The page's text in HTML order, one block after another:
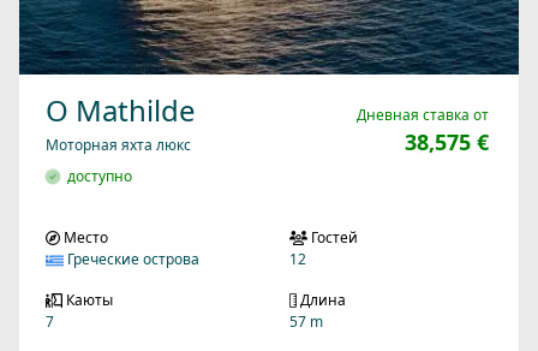
O Mathilde
Моторная яхта люкс
доступно
Дневная ставка от
38,575 €
Место
Греческие острова
Гостей
12
Каюты
7
Длина
57 m